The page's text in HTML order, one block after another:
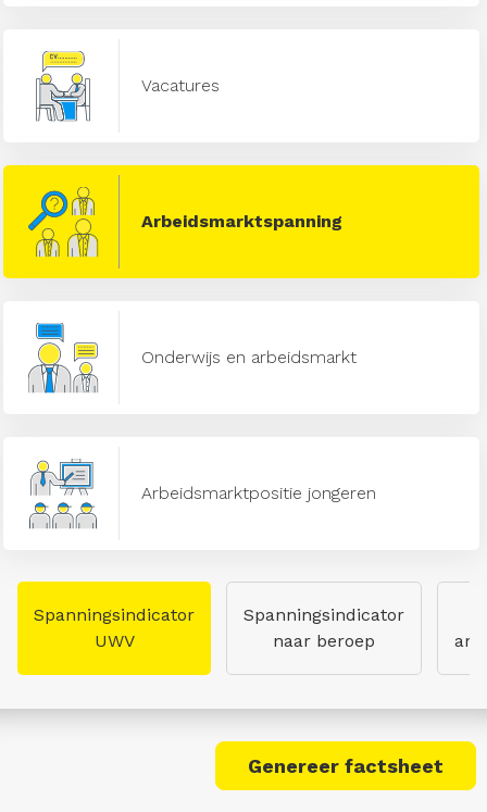
Vacatures
Arbeidsmarktspanning
Onderwijs en arbeidsmarkt
Arbeidsmarktpositie jongeren
Spanningsindicator
UWV
Spanningsindicator
naar beroep
Genereer factsheet